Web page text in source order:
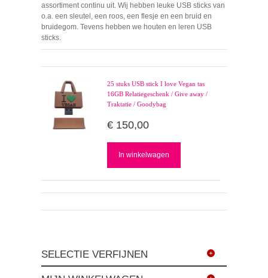
assortiment continu uit. Wij hebben leuke USB sticks van
o.a. een sleutel, een roos, een flesje en een bruid en
bruidegom. Tevens hebben we houten en leren USB
sticks.
25 stuks USB stick I love Vegan tas
16GB Relatiegeschenk / Give away /
Traktatie / Goodybag
€ 150,00
In winkelwagen
SELECTIE VERFIJNEN